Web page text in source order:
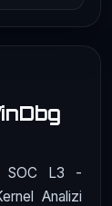
SOC L3 -
Analizi